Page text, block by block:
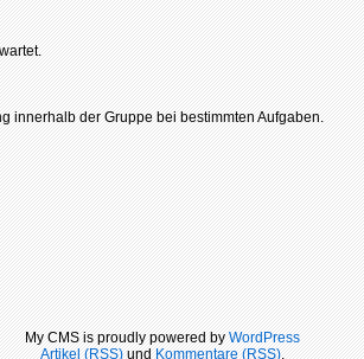
innerhalb der Gruppe bei bestimmten Aufgaben.
My CMS is proudly powered byWordPress
Artikel (RSS)undKommentare (RSS).